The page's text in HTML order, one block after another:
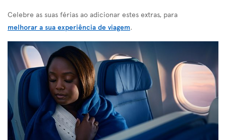
Celebre as suas férias ao adicionar estes extras, para
melhorar a sua experiência de viagem.